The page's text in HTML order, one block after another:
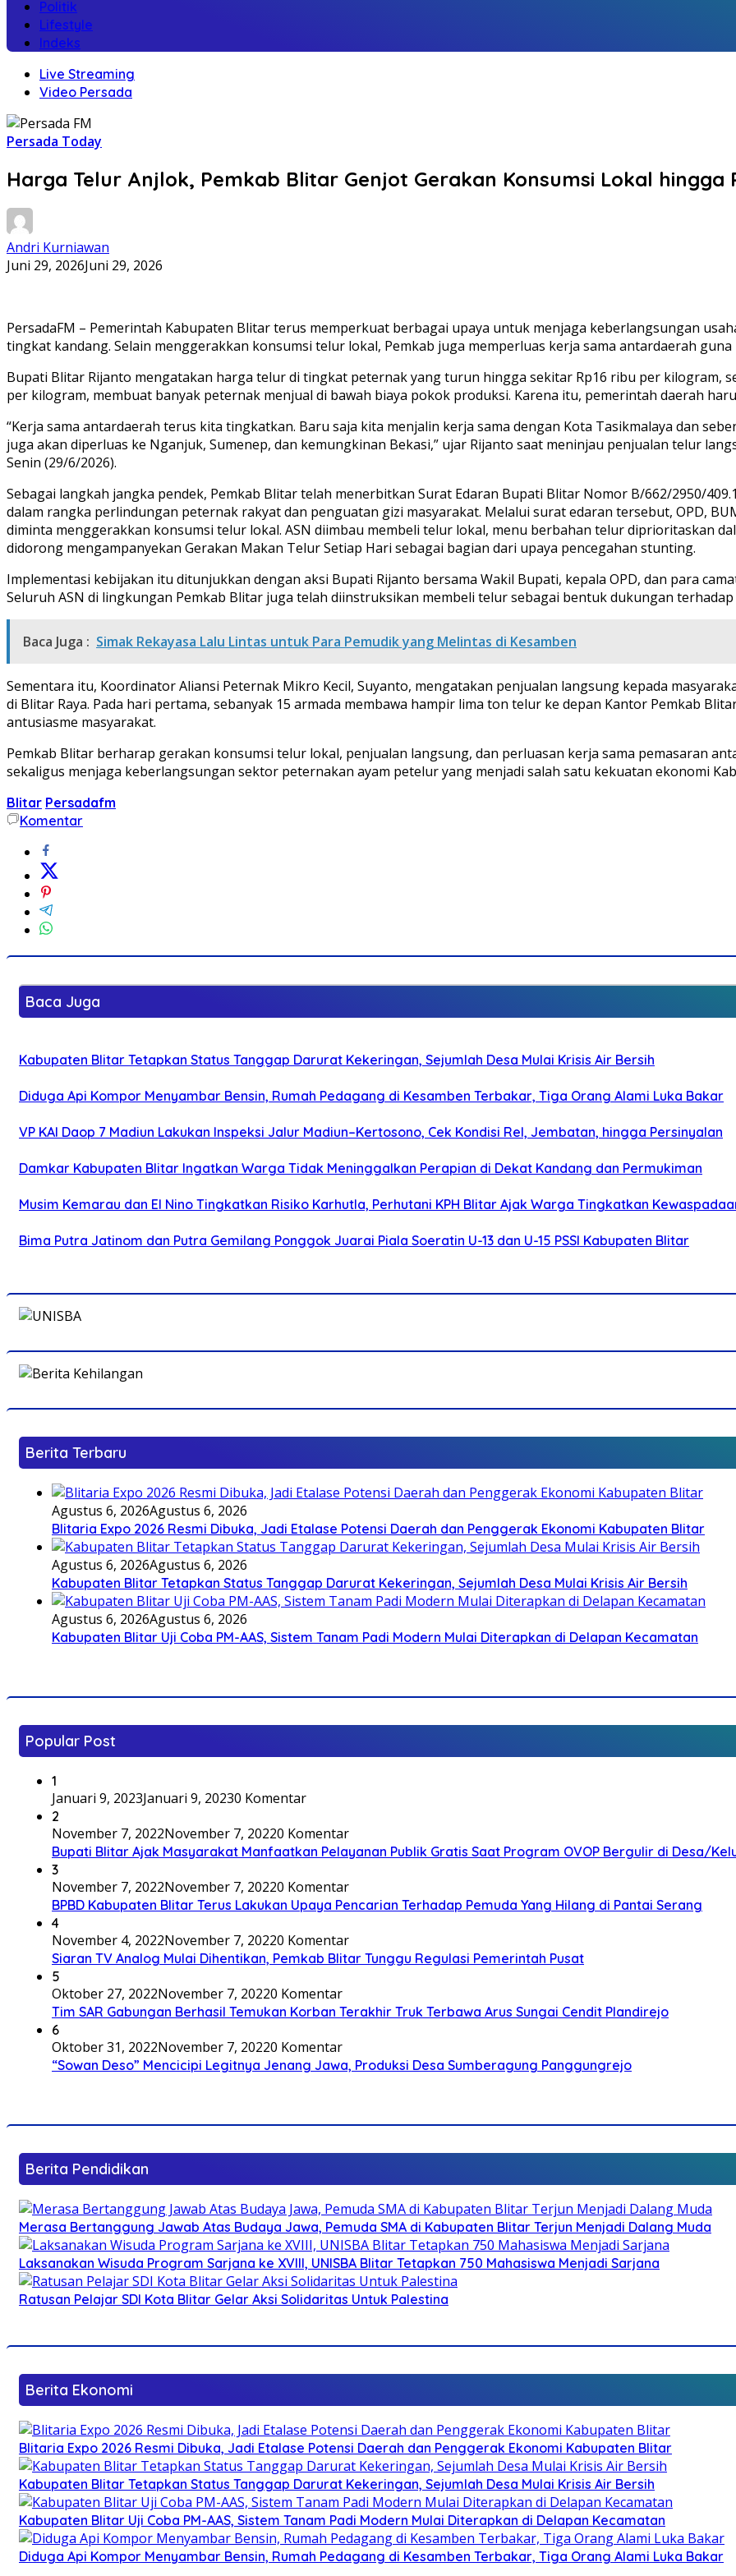
Politik
Lifestyle
Indeks
Live Streaming
Video Persada
Persada Today
Harga Telur Anjlok, Pemkab Blitar Genjot Gerakan Konsumsi Lokal
Andri Kurniawan
Juni 29, 2026Juni 29, 2026
PersadaFM – Pemerintah Kabupaten Blitar terus memperkuat berbagai upaya untuk menjaga keberlangsungan
tingkat kandang. Selain menggerakkan konsumsi telur lokal, Pemkab juga memperluas kerja sama antardaerah
Bupati Blitar Rijanto mengatakan harga telur di tingkat peternak yang turun hingga sekitar Rp16 ribu per kilogram,
per kilogram, membuat banyak peternak menjual di bawah biaya pokok produksi. Karena itu, pemerintah daerah
“Kerja sama antardaerah terus kita tingkatkan. Baru saja kita menjalin kerja sama dengan Kota Tasikmalaya dan
juga akan diperluas ke Nganjuk, Sumenep, dan kemungkinan Bekasi,” ujar Rijanto saat meninjau penjualan telur
Senin (29/6/2026).
Sebagai langkah jangka pendek, Pemkab Blitar telah menerbitkan Surat Edaran Bupati Blitar Nomor B/662/2950/
dalam rangka perlindungan peternak rakyat dan penguatan gizi masyarakat. Melalui surat edaran tersebut, OPD,
diminta menggerakkan konsumsi telur lokal. ASN diimbau membeli telur lokal, menu berbahan telur diprioritaskan
didorong mengampanyekan Gerakan Makan Telur Setiap Hari sebagai bagian dari upaya pencegahan stunting.
Implementasi kebijakan itu ditunjukkan dengan aksi Bupati Rijanto bersama Wakil Bupati, kepala OPD, dan para
Seluruh ASN di lingkungan Pemkab Blitar juga telah diinstruksikan membeli telur sebagai bentuk dukungan
Baca Juga : Simak Rekayasa Lalu Lintas untuk Para Pemudik yang Melintas di Kesamben
Sementara itu, Koordinator Aliansi Peternak Mikro Kecil, Suyanto, mengatakan penjualan langsung kepada
di Blitar Raya. Pada hari pertama, sebanyak 15 armada membawa hampir lima ton telur ke depan Kantor Pemkab
antusiasme masyarakat.
Pemkab Blitar berharap gerakan konsumsi telur lokal, penjualan langsung, dan perluasan kerja sama pemasaran
sekaligus menjaga keberlangsungan sektor peternakan ayam petelur yang menjadi salah satu kekuatan ekonomi
Blitar Persadafm
Komentar
Baca Juga
Kabupaten Blitar Tetapkan Status Tanggap Darurat Kekeringan, Sejumlah Desa Mulai Krisis Air Bersih
Diduga Api Kompor Menyambar Bensin, Rumah Pedagang di Kesamben Terbakar, Tiga Orang Alami Luka Bakar
VP KAI Daop 7 Madiun Lakukan Inspeksi Jalur Madiun–Kertosono, Cek Kondisi Rel, Jembatan, hingga Persinyalan
Damkar Kabupaten Blitar Ingatkan Warga Tidak Meninggalkan Perapian di Dekat Kandang dan Permukiman
Musim Kemarau dan El Nino Tingkatkan Risiko Karhutla, Perhutani KPH Blitar Ajak Warga Tingkatkan
Bima Putra Jatinom dan Putra Gemilang Ponggok Juarai Piala Soeratin U-13 dan U-15 PSSI Kabupaten Blitar
Berita Terbaru
Agustus 6, 2026Agustus 6, 2026
Blitaria Expo 2026 Resmi Dibuka, Jadi Etalase Potensi Daerah dan Penggerak Ekonomi Kabupaten Blitar
Agustus 6, 2026Agustus 6, 2026
Kabupaten Blitar Tetapkan Status Tanggap Darurat Kekeringan, Sejumlah Desa Mulai Krisis Air Bersih
Agustus 6, 2026Agustus 6, 2026
Kabupaten Blitar Uji Coba PM-AAS, Sistem Tanam Padi Modern Mulai Diterapkan di Delapan Kecamatan
Popular Post
1
Januari 9, 2023Januari 9, 20230 Komentar
2
November 7, 2022November 7, 20220 Komentar
Bupati Blitar Ajak Masyarakat Manfaatkan Pelayanan Publik Gratis Saat Program OVOP Bergulir di Desa/
3
November 7, 2022November 7, 20220 Komentar
BPBD Kabupaten Blitar Terus Lakukan Upaya Pencarian Terhadap Pemuda Yang Hilang di Pantai Serang
4
November 4, 2022November 7, 20220 Komentar
Siaran TV Analog Mulai Dihentikan, Pemkab Blitar Tunggu Regulasi Pemerintah Pusat
5
Oktober 27, 2022November 7, 20220 Komentar
Tim SAR Gabungan Berhasil Temukan Korban Terakhir Truk Terbawa Arus Sungai Cendit Plandirejo
6
Oktober 31, 2022November 7, 20220 Komentar
“Sowan Deso” Mencicipi Legitnya Jenang Jawa, Produksi Desa Sumberagung Panggungrejo
Berita Pendidikan
Merasa Bertanggung Jawab Atas Budaya Jawa, Pemuda SMA di Kabupaten Blitar Terjun Menjadi Dalang Muda
Laksanakan Wisuda Program Sarjana ke XVIII, UNISBA Blitar Tetapkan 750 Mahasiswa Menjadi Sarjana
Ratusan Pelajar SDI Kota Blitar Gelar Aksi Solidaritas Untuk Palestina
Berita Ekonomi
Blitaria Expo 2026 Resmi Dibuka, Jadi Etalase Potensi Daerah dan Penggerak Ekonomi Kabupaten Blitar
Kabupaten Blitar Tetapkan Status Tanggap Darurat Kekeringan, Sejumlah Desa Mulai Krisis Air Bersih
Kabupaten Blitar Uji Coba PM-AAS, Sistem Tanam Padi Modern Mulai Diterapkan di Delapan Kecamatan
Diduga Api Kompor Menyambar Bensin, Rumah Pedagang di Kesamben Terbakar, Tiga Orang Alami Luka Bakar